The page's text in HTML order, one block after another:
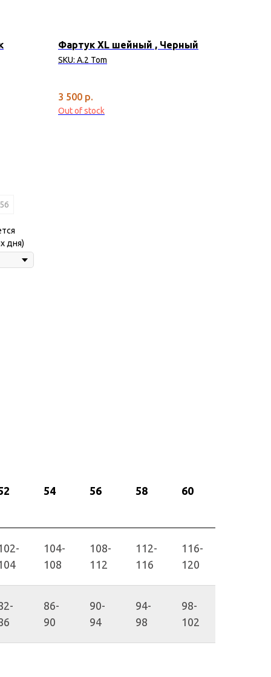
56
дня)
Фартук XL шейный , Черный
SKU: A.2 Tom
3 500 р.
Out of stock
54 56 58 60
104-
108
108-
112
112-
116
116-
120
86-
90
90-
94
94-
98
98-
102